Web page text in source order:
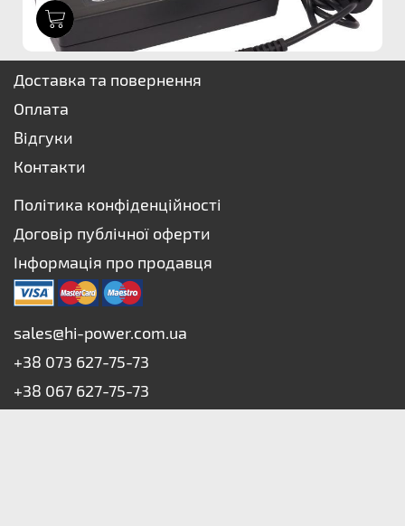
Доставка та повернення
Оплата
Відгуки
Контакти
Політика конфіденційності
Договір публічної оферти
Інформація про продавця
sales@hi-power.com.ua
+38 073 627-75-73
+38 067 627-75-73